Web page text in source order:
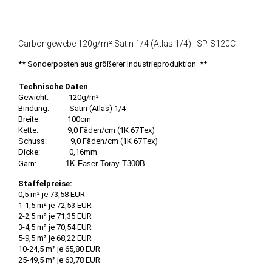
Carbongewebe 120g/m² Satin 1/4 (Atlas 1/4) | SP-S120C
** Sonderposten aus größerer Industrieproduktion **
Technische Daten
Gewicht: 120g/m²
Bindung: Satin (Atlas) 1/4
Breite: 100cm
Kette: 9,0 Fäden/cm (1K 67Tex)
Schuss: 9,0 Fäden/cm (1K 67Tex)
Dicke: 0,16mm
Garn: 1K-Faser Toray T300B
Staffelpreise:
0,5 m² je 73,58 EUR
1-1,5 m² je 72,53 EUR
2-2,5 m² je 71,35 EUR
3-4,5 m² je 70,54 EUR
5-9,5 m² je 68,22 EUR
10-24,5 m² je 65,80 EUR
25-49,5 m² je 63,78 EUR